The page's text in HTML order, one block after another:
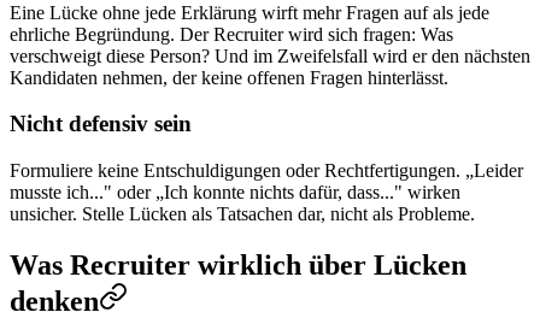
Eine Lücke ohne jede Erklärung wirft mehr Fragen auf als jede
ehrliche Begründung. Der Recruiter wird sich fragen: Was
verschweigt diese Person? Und im Zweifelsfall wird er den nächsten
Kandidaten nehmen, der keine offenen Fragen hinterlässt.
Nicht defensiv sein
Formuliere keine Entschuldigungen oder Rechtfertigungen. „Leider
musste ich..." oder „Ich konnte nichts dafür, dass..." wirken
unsicher. Stelle Lücken als Tatsachen dar, nicht als Probleme.
Was Recruiter wirklich über Lücken
denken